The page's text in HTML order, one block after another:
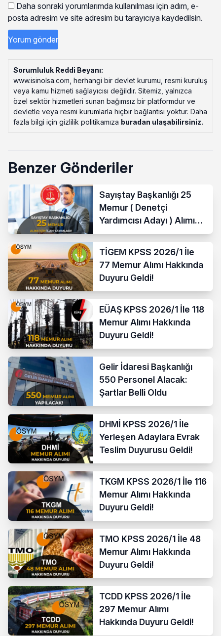
Daha sonraki yorumlarımda kullanılması için adım, e-
posta adresim ve site adresim bu tarayıcıya kaydedilsin.
Sorumluluk Reddi Beyanı:
www.isinolsa.com, herhangi bir devlet kurumu, resmi kuruluş
veya kamu hizmeti sağlayıcısı değildir. Sitemiz, yalnızca
özel sektör hizmetleri sunan bağımsız bir platformdur ve
devletle veya resmi kurumlarla hiçbir bağlantısı yoktur. Daha
fazla bilgi için gizlilik politikamıza buradan ulaşabilirsiniz.
Benzer Gönderiler
Sayıştay Başkanlığı 25
Memur ( Denetçi
Yardımcısı Adayı ) Alımı
Yapacak
TİGEM KPSS 2026/1 İle
77 Memur Alımı Hakkında
Duyuru Geldi!
EÜAŞ KPSS 2026/1 İle 118
Memur Alımı Hakkında
Duyuru Geldi!
Gelir İdaresi Başkanlığı
550 Personel Alacak:
Şartlar Belli Oldu
DHMİ KPSS 2026/1 İle
Yerleşen Adaylara Evrak
Teslim Duyurusu Geldi!
TKGM KPSS 2026/1 İle 116
Memur Alımı Hakkında
Duyuru Geldi!
TMO KPSS 2026/1 İle 48
Memur Alımı Hakkında
Duyuru Geldi!
TCDD KPSS 2026/1 İle
297 Memur Alımı
Hakkında Duyuru Geldi!